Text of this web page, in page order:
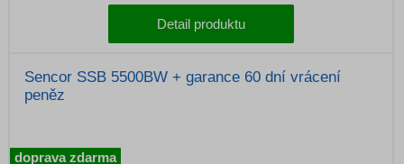
Detail produktu
Sencor SSB 5500BW + garance 60 dní vrácení
peněz
doprava zdarma